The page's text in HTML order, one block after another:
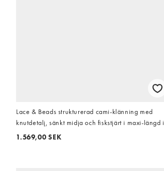
Lace & Beads strukturerad cami-klänning med
knutdetalj, sänkt midja och fiskstjärt i maxi-längd i
djup karmosinröd
1.569,00 SEK